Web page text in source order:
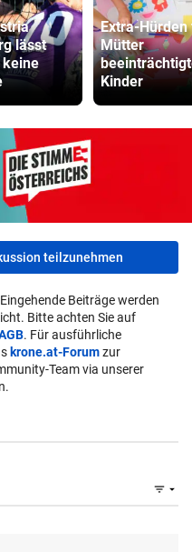
lässt
keine
Extra-Hürden
Mütter
Kinder
teilzunehmen
Beiträge werden
Bitte achten Sie auf
. Für ausführliche
krone.at-Forumzur
Team via unserer